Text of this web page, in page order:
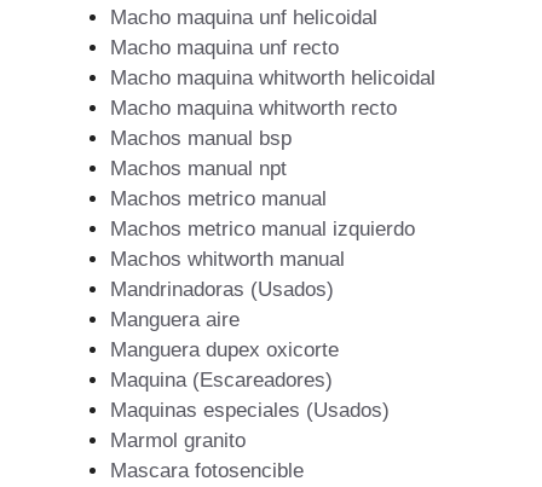
Macho maquina unf helicoidal
Macho maquina unf recto
Macho maquina whitworth helicoidal
Macho maquina whitworth recto
Machos manual bsp
Machos manual npt
Machos metrico manual
Machos metrico manual izquierdo
Machos whitworth manual
Mandrinadoras (Usados)
Manguera aire
Manguera dupex oxicorte
Maquina (Escareadores)
Maquinas especiales (Usados)
Marmol granito
Mascara fotosencible